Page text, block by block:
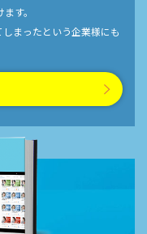
す。
まったという企業様にも